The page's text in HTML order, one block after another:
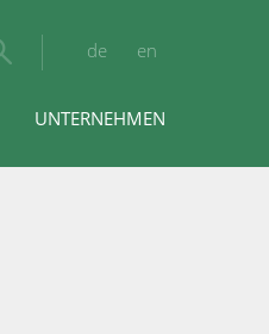
de en
UNTERNEHMEN